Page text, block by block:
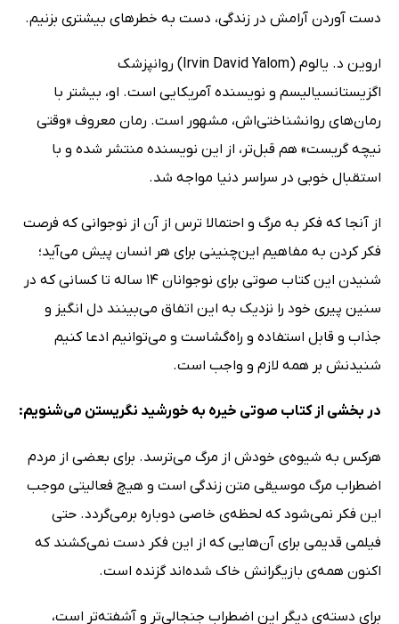
دست آوردن آرامش در زندگی، دست به خطرهای بیشتری بزنیم.
اروین د. یالوم (Irvin David Yalom) روانپزشک
اگزیستانسیالیسم و نویسنده آمریکایی است. او، بیشتر با
رمان‌های روانشناختی‌اش، مشهور است. رمان معروف «وقتی
نیچه گریست» هم قبل‌تر، از این نویسنده منتشر شده و با
استقبال خوبی در سراسر دنیا مواجه شد.
از آنجا که فکر به مرگ و احتمالا ترس از آن از نوجوانی که فرصت
فکر کردن به مفاهیم این‌چنینی برای هر انسان پیش می‌آید؛
شنیدن این کتاب صوتی برای نوجوانان 14 ساله تا کسانی که در
سنین پیری خود را نزدیک به این اتفاق می‌بینند دل انگیز و
جذاب و قابل استفاده و راه‌گشاست و می‌توانیم ادعا کنیم
شنیدنش بر همه لازم و واجب است.
در بخشی از کتاب صوتی خیره به خورشید نگریستن می‌شنویم:
هرکس به شیوه‌ی خودش از مرگ می‌ترسد. برای بعضی از مردم
اضطراب مرگ موسیقی متن زندگی است و هیچ فعالیتی موجب
این فکر نمی‌شود که لحظه‌ی خاصی دوباره برمی‌گردد. حتی
فیلمی قدیمی برای آن‌هایی که از این فکر دست نمی‌کشند که
اکنون همه‌ی بازیگرانش خاک شده‌اند گزنده است.
برای دسته‌ی دیگر این اضطراب جنجالی‌تر و آشفته‌تر است،